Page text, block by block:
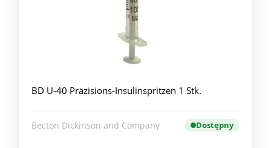
BD U-40 Präzisions-Insulinspritzen 1 Stk.
Becton Dickinson and Company Dostępny